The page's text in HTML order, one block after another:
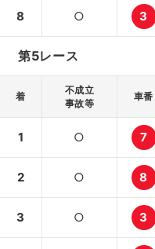
8 ○ 3
第5レース
着
不成立
事故等
車番
1 ○ 7
2 ○ 8
3 ○ 3